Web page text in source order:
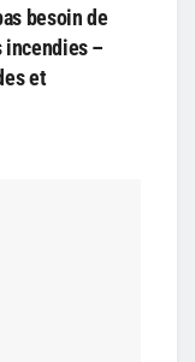
besoin de
incendies –
et